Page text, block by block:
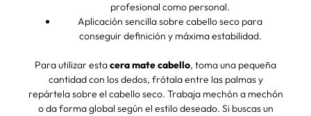
profesional como personal.
Aplicación sencilla sobre cabello seco para
conseguir definición y máxima estabilidad.
Para utilizar estacera mate cabello, toma una pequeña
cantidad con los dedos, frótala entre las palmas y
repártela sobre el cabello seco. Trabaja mechón a mechón
o da forma global según el estilo deseado. Si buscas un